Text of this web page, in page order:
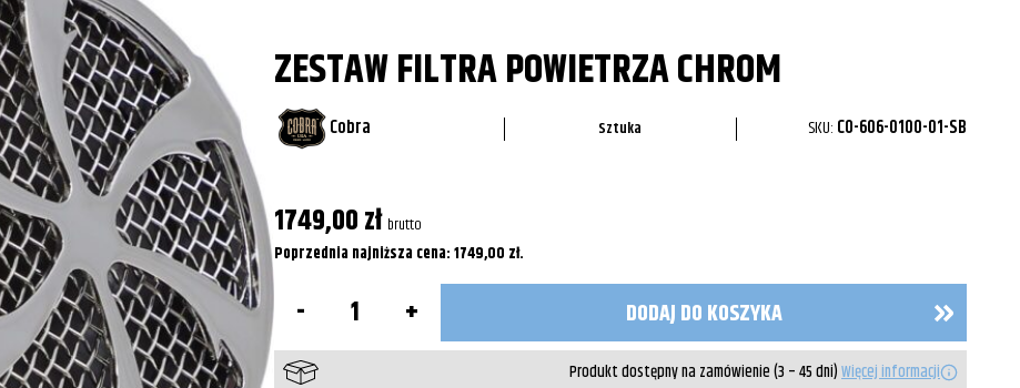
ZESTAW FILTRA POWIETRZA CHROM
Cobra Sztuka SKU: CO-606-0100-01-SB
1749,00zł brutto
Poprzednia najniższa cena:1749,00 zł.
Zestaw
filtra
powietrza
DODAJ DO KOSZYKA
Produkt dostępny na zamówienie (3 – 45 dni)Więcej informacji